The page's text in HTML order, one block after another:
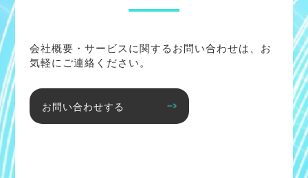
会社概要・サービスに関するお問い合わせは、お
気軽にご連絡ください。
お問い合わせする